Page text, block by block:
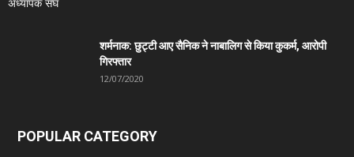
शर्मनाक: छुट्टी आए सैनिक ने नाबालिग से किया कुकर्म, आरोपी
गिरफ्तार
12/07/2020
POPULAR CATEGORY